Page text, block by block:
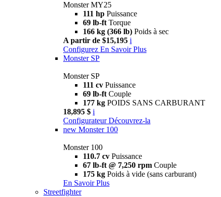
Monster MY25
111 hp Puissance
69 lb-ft Torque
166 kg (366 lb) Poids à sec
A partir de $15,195 i
Configurez En Savoir Plus
Monster SP
Monster SP
111 cv Puissance
69 lb-ft Couple
177 kg POIDS SANS CARBURANT
18,895 $ i
Configurateur Découvrez-la
new Monster 100
Monster 100
110.7 cv Puissance
67 lb-ft @ 7,250 rpm Couple
175 kg Poids à vide (sans carburant)
En Savoir Plus
Streetfighter